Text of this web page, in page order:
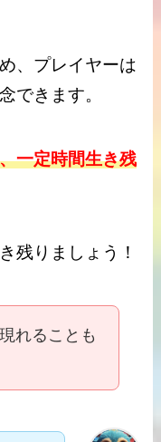
、プレイヤーは
できます。
一定時間生き残
残りましょう！
れることも